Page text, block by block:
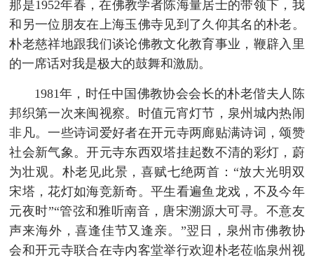
那是1952年春，在佛教学者陈海量居士的带领下，我
和另一位朋友在上海玉佛寺见到了久仰其名的朴老。
朴老慈祥地跟我们谈论佛教文化教育事业，鞭辟入里
的一席话对我是极大的鼓舞和激励。
1981年，时任中国佛教协会会长的朴老偕夫人陈
邦织第一次来闽视察。时值元宵灯节，泉州城内热闹
非凡。一些诗词爱好者在开元寺两廊贴满诗词，颂赞
社会新气象。开元寺东西双塔挂起数不清的彩灯，蔚
为壮观。朴老见此景，喜赋七绝两首：“放大光明双
宋塔，花灯如海竞新奇。平生看遍鱼龙戏，不及今年
元夜时”“管弦和雅听南音，唐宋溯源大可寻。不意友
声来海外，喜逢佳节又逢亲。”翌日，泉州市佛教协
会和开元寺联合在寺内客堂举行欢迎朴老莅临泉州视